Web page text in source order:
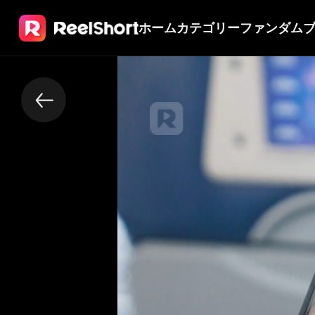
ホームカテゴリーファンダム